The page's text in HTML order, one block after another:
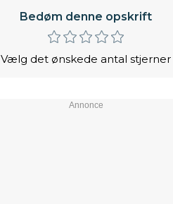
Bedøm denne opskrift
Vælg det ønskede antal stjerner